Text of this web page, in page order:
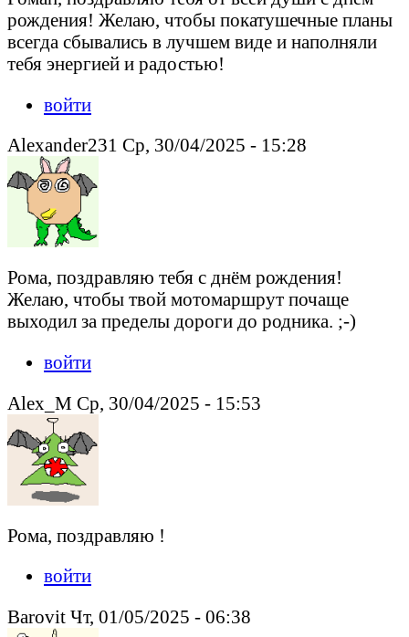
рождения! Желаю, чтобы покатушечные планы
всегда сбывались в лучшем виде и наполняли
тебя энергией и радостью!
войти
Alexander231 Ср, 30/04/2025 - 15:28
Рома, поздравляю тебя с днём рождения!
Желаю, чтобы твой мотомаршрут почаще
выходил за пределы дороги до родника. ;-)
войти
Alex_M Ср, 30/04/2025 - 15:53
Рома, поздравляю !
войти
Barovit Чт, 01/05/2025 - 06:38